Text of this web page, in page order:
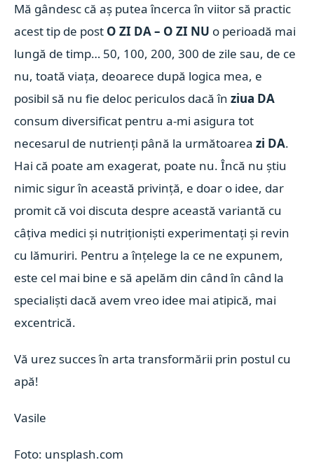
Mă gândesc că aș putea încerca în viitor să practic
acest tip de post O ZI DA – O ZI NU o perioadă mai
lungă de timp… 50, 100, 200, 300 de zile sau, de ce
nu, toată viața, deoarece după logica mea, e
posibil să nu fie deloc periculos dacă înziua DA
consum diversificat pentru a-mi asigura tot
necesarul de nutrienți până la următoareazi DA.
Hai că poate am exagerat, poate nu. Încă nu știu
nimic sigur în această privință, e doar o idee, dar
promit că voi discuta despre această variantă cu
câțiva medici și nutriționiști experimentați și revin
cu lămuriri. Pentru a înțelege la ce ne expunem,
este cel mai bine e să apelăm din când în când la
specialiști dacă avem vreo idee mai atipică, mai
excentrică.
Vă urez succes în arta transformării prin postul cu
apă!
Vasile
Foto: unsplash.com